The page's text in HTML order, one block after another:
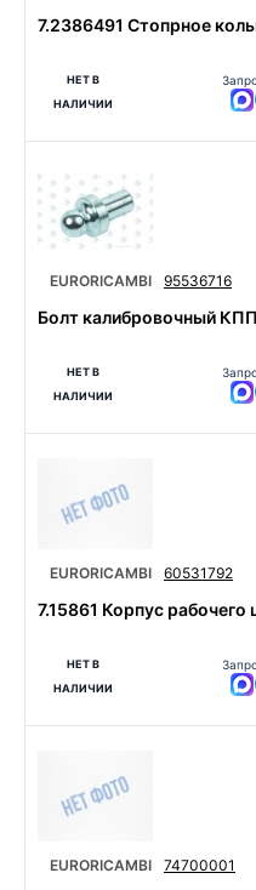
7.2386491 Стопрное
НЕТ В
НАЛИЧИИ
EURORICAMBI 95536716
Болт калибровочный
НЕТ В
НАЛИЧИИ
EURORICAMBI 60531792
7.15861 Корпус рабочего
НЕТ В
НАЛИЧИИ
EURORICAMBI 74700001